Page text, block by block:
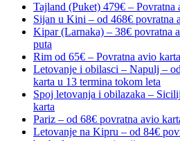
Tajland (Puket) 479€ – Povratna
Sijan u Kini – od 468€ povratna
Kipar (Larnaka) – 38€ povratna
puta
Rim od 65€ – Povratna avio
Letovanje i obilasci – Napulj –
karta u 13 termina tokom leta
Spoj letovanja i obilazaka –
karta
Pariz – od 68€ povratna avio
Letovanje na Kipru – od 84€